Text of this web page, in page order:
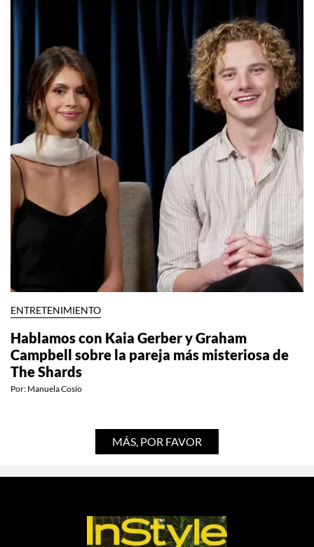
ENTRETENIMIENTO
Hablamos con Kaia Gerber y Graham
Campbell sobre la pareja más misteriosa de
The Shards
Por: Manuela Cosío
MÁS, POR FAVOR